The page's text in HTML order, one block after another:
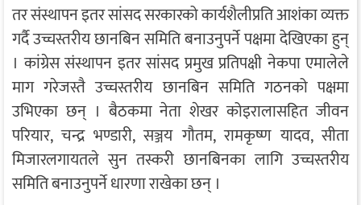
तर संस्थापन इतर सांसद सरकारको कार्यशैलीप्रति आशंका व्यक्त
गर्दै उच्चस्तरीय छानबिन समिति बनाउनुपर्ने पक्षमा देखिएका हुन्
। कांग्रेस संस्थापन इतर सांसद प्रमुख प्रतिपक्षी नेकपा एमालेले
माग गरेजस्तै उच्चस्तरीय छानबिन समिति गठनको पक्षमा
उभिएका छन् । बैठकमा नेता शेखर कोइरालासहित जीवन
परियार, चन्द्र भण्डारी, सञ्जय गौतम, रामकृष्ण यादव, सीता
मिजारलगायतले सुन तस्करी छानबिनका लागि उच्चस्तरीय
समिति बनाउनुपर्ने धारणा राखेका छन् ।